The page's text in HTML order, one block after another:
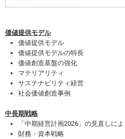
価値提供モデル
価値提供モデル
価値提供モデルの特長
価値創造基盤の強化
マテリアリティ
サステナビリティ経営
社会価値創造事例
中長期戦略
「中期経営計画2026」の見直しに
財務・資本戦略